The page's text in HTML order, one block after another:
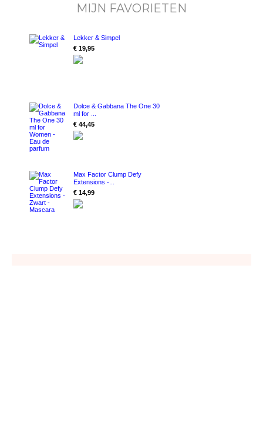
MIJN FAVORIETEN
Lekker & Simpel
€ 19,95
Dolce & Gabbana The One 30
ml for ...
€ 44,45
Max Factor Clump Defy
Extensions -...
€ 14,99